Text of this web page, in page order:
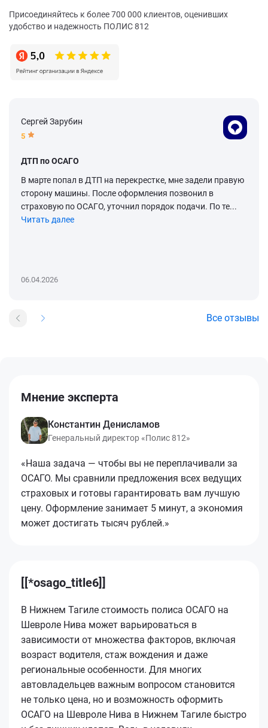
Присоединяйтесь к более 700 000 клиентов, оценивших
удобство и надежность ПОЛИС 812
Сергей Зарубин
5
ДТП по ОСАГО
В марте попал в ДТП на перекрестке, мне задели правую
сторону машины. После оформления позвонил в
страховую по ОСАГО, уточнил порядок подачи. По те...
Читать далее
06.04.2026
Все отзывы
Мнение эксперта
Константин Денисламов
Генеральный директор «Полис 812»
«Наша задача — чтобы вы не переплачивали за
ОСАГО. Мы сравнили предложения всех ведущих
страховых и готовы гарантировать вам лучшую
цену. Оформление занимает 5 минут, а экономия
может достигать тысяч рублей.»
[[*osago_title6]]
В Нижнем Тагиле стоимость полиса ОСАГО на
Шевроле Нива может варьироваться в
зависимости от множества факторов, включая
возраст водителя, стаж вождения и даже
региональные особенности. Для многих
автовладельцев важным вопросом становится
не только цена, но и возможность оформить
ОСАГО на Шевроле Нива в Нижнем Тагиле быстро